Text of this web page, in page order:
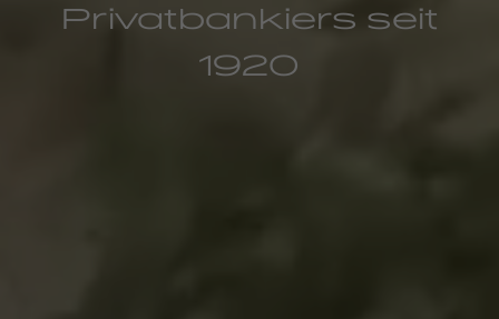
Privatbankiers seit
1920